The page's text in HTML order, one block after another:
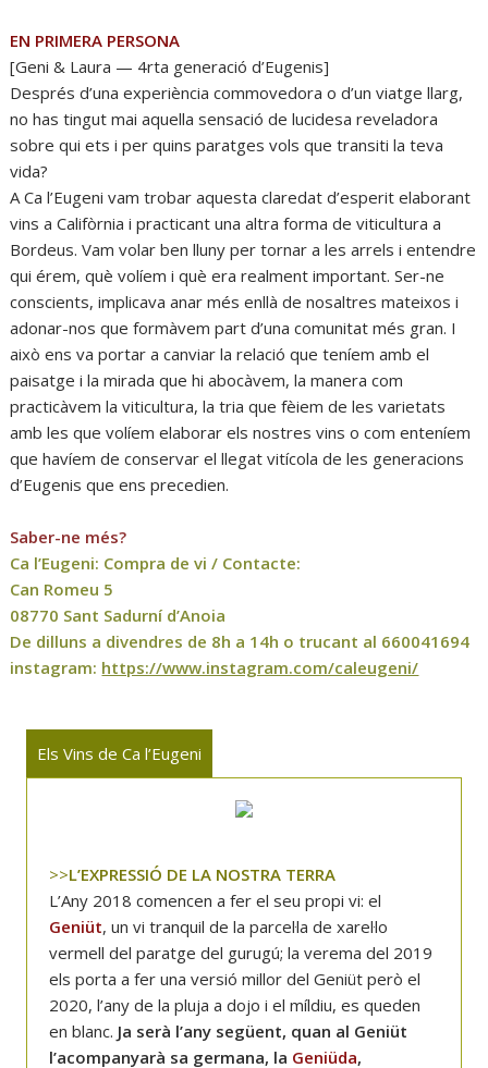
EN PRIMERA PERSONA
[Geni & Laura — 4rta generació d’Eugenis]
Després d’una experiència commovedora o d’un viatge llarg,
no has tingut mai aquella sensació de lucidesa reveladora
sobre qui ets i per quins paratges vols que transiti la teva
vida?
A Ca l’Eugeni vam trobar aquesta claredat d’esperit elaborant
vins a Califòrnia i practicant una altra forma de viticultura a
Bordeus. Vam volar ben lluny per tornar a les arrels i entendre
qui érem, què volíem i què era realment important. Ser-ne
conscients, implicava anar més enllà de nosaltres mateixos i
adonar-nos que formàvem part d’una comunitat més gran. I
això ens va portar a canviar la relació que teníem amb el
paisatge i la mirada que hi abocàvem, la manera com
practicàvem la viticultura, la tria que fèiem de les varietats
amb les que volíem elaborar els nostres vins o com enteníem
que havíem de conservar el llegat vitícola de les generacions
d’Eugenis que ens precedien.
Saber-ne més?
Ca l’Eugeni: Compra de vi / Contacte:
Can Romeu 5
08770 Sant Sadurní d’Anoia
De dilluns a divendres de 8h a 14h o trucant al 660041694
instagram: https://www.instagram.com/caleugeni/
Els Vins de Ca l’Eugeni
>>L’EXPRESSIÓ DE LA NOSTRA TERRA
L’Any 2018 comencen a fer el seu propi vi: el
Geniüt, un vi tranquil de la parcel·la de xarel·lo
vermell del paratge del gurugú; la verema del 2019
els porta a fer una versió millor del Geniüt però el
2020, l’any de la pluja a dojo i el míldiu, es queden
en blanc. Ja serà l’any següent, quan al Geniüt
l’acompanyarà sa germana, la Geniüda,